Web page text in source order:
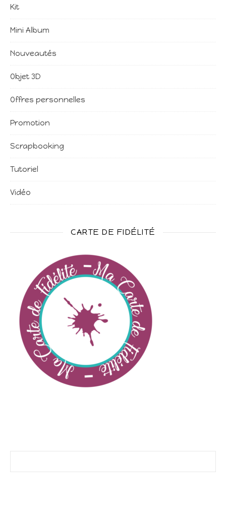
Kit
Mini Album
Nouveautés
Objet 3D
Offres personnelles
Promotion
Scrapbooking
Tutoriel
Vidéo
CARTE DE FIDÉLITÉ